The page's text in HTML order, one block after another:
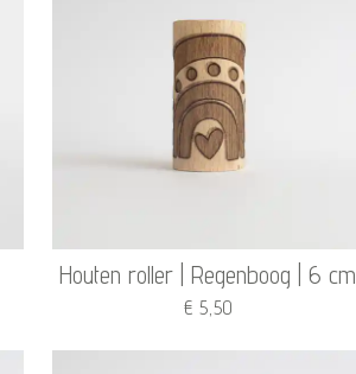
Houten roller | Regenboog | 6 cm
€ 5,50